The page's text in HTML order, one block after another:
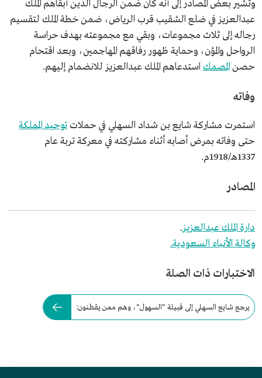
وتشير بعض المصادر إلى أنه كان ضمن الرجال الذين أبقاهم الملك
عبدالعزيز في ضلع الشقيب قرب الرياض، ضمن خطة الملك لتقسيم
رجاله إلى ثلاث مجموعات، وبقي مع مجموعته بهدف حراسة
الرواحل والمؤن، وحماية ظهور رفاقهم المهاجمين، وبعد اقتحام
حصنالمصمك استدعاهم الملك عبدالعزيز للانضمام إليهم.
وفاته
استمرت مشاركة شايع بن شداد السهلي في حملاتتوحيد المملكة
حتى وفاته بمرض أصابه أثناء مشاركته في معركة تربة عام
1337هـ/1918م.
المصادر
دارة الملك عبدالعزيز.
وكالة الأنباء السعودية.
الاختبارات ذات الصلة
يرجع شايع السهلي إلى قبيلة "السهول"، وهم ممن يقطنون: